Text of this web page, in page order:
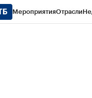
МероприятияОтрасли